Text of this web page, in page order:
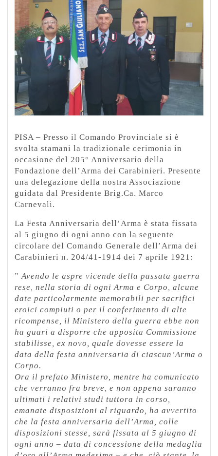
PISA – Presso il Comando Provinciale si è
svolta stamani la tradizionale cerimonia in
occasione del 205° Anniversario della
Fondazione dell’Arma dei Carabinieri. Presente
una delegazione della nostra Associazione
guidata dal Presidente Brig.Ca. Marco
Carnevali.
La Festa Anniversaria dell’Arma è stata fissata
al 5 giugno di ogni anno con la seguente
circolare del Comando Generale dell’Arma dei
Carabinieri n. 204/41-1914 dei 7 aprile 1921:
”Avendo le aspre vicende della passata guerra
rese, nella storia di ogni Arma e Corpo, alcune
date particolarmente memorabili per sacrifici
eroici compiuti o per il conferimento di alte
ricompense, il Ministero della guerra ebbe non
ha guari a disporre che apposita Commissione
stabilisse, ex novo, quale dovesse essere la
data della festa anniversaria di ciascun’Arma o
Corpo.
Ora il prefato Ministero, mentre ha comunicato
che verranno fra breve, e non appena saranno
ultimati i relativi studi tuttora in corso,
emanate disposizioni al riguardo, ha avvertito
che la festa anniversaria dell’Arma, colle
disposizioni stesse, sarà fissata al 5 giugno di
ogni anno – data di concessione della medaglia